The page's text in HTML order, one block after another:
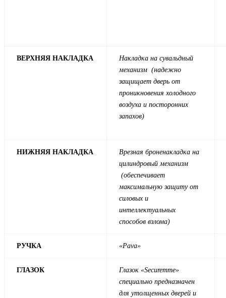
ВЕРХНЯЯ НАКЛАДКА
Накладка на сувальдный
механизм (надежно
защищает дверь от
проникновения холодного
воздуха и посторонних
запахов)
НИЖНЯЯ НАКЛАДКА
Врезная броненакладка на
цилиндровый механизм
(обеспечивает
максимальную защиту от
силовых и
интеллектуальных
способов взлома)
РУЧКА «Pava»
ГЛАЗОК
Глазок «Securemme»
специально предназначен
для утолщенных дверей и